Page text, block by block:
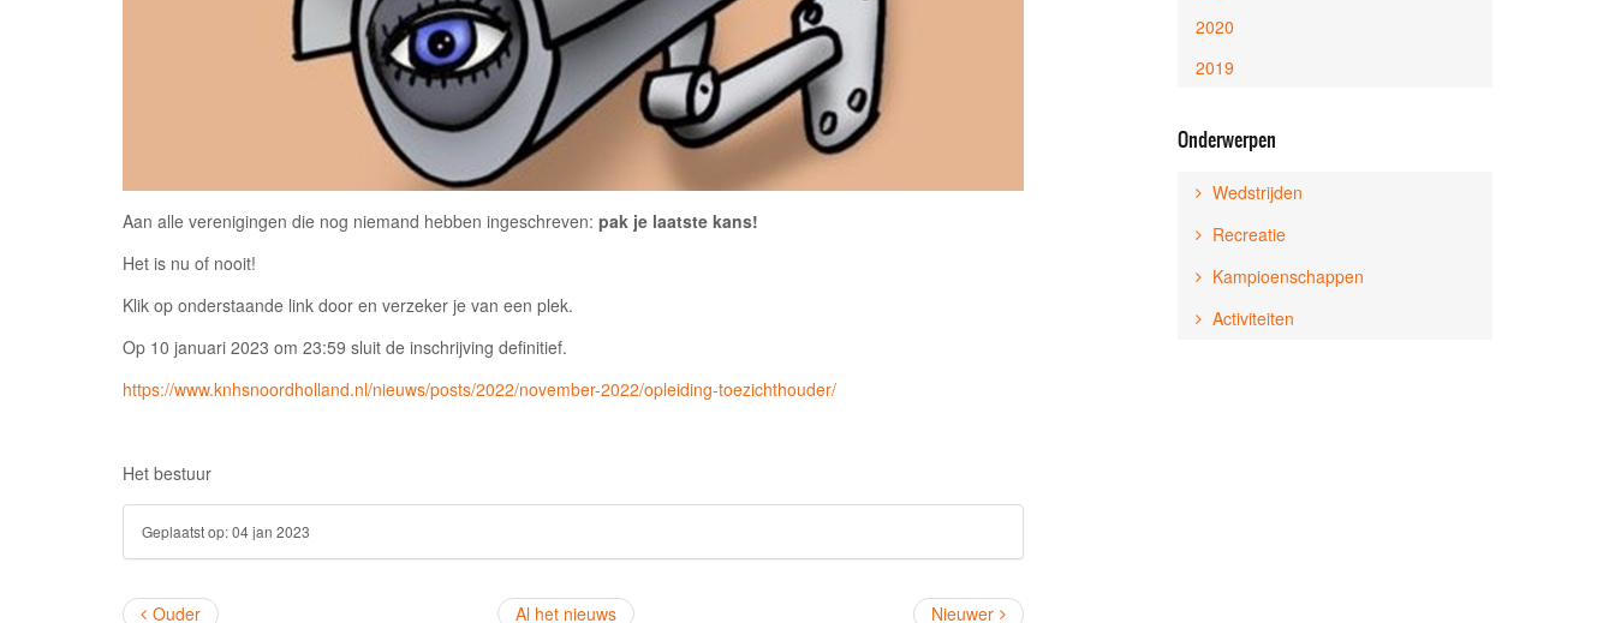
Aan alle verenigingen die nog niemand hebben ingeschreven: pak je laatste kans!
Het is nu of nooit!
Klik op onderstaande link door en verzeker je van een plek.
Op 10 januari 2023 om 23:59 sluit de inschrijving definitief.
https://www.knhsnoordholland.nl/nieuws/posts/2022/november-2022/opleiding-toezichthouder/
Het bestuur
Geplaatst op:04 jan 2023
Ouder Al het nieuws Nieuwer
2020
2019
Onderwerpen
Wedstrijden
Recreatie
Kampioenschappen
Activiteiten